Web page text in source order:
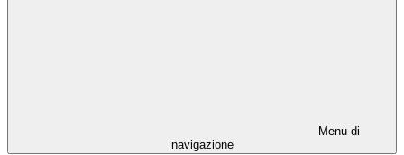
Menu di
navigazione